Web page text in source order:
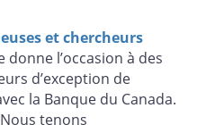
et chercheurs
donne l’occasion à des
d’exception de
la Banque du Canada.
tenons